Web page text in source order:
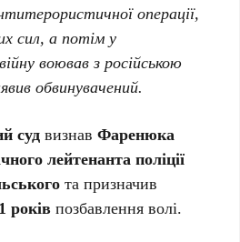
операції,
сил, а потім у
воював з російською
обвинувачений.
суд визнавФаренюка
лейтенанта поліції
та призначив
років позбавлення волі.